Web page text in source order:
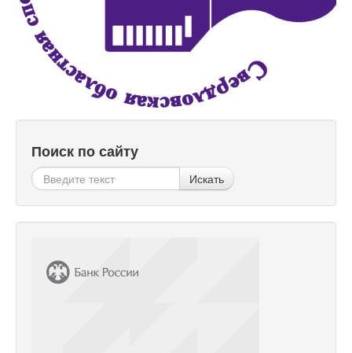
Поиск по сайту
Искать